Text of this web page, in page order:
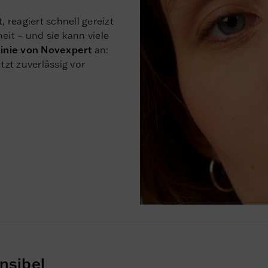
reagiert schnell gereizt
– und sie kann viele
von Novexpert an:
zuverlässig vor